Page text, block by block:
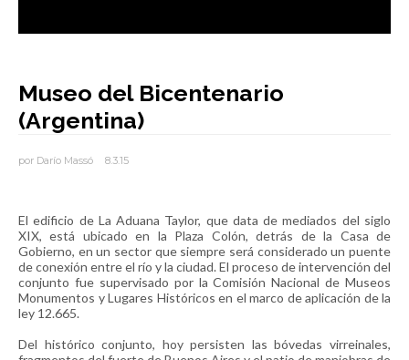
Museo del Bicentenario
(Argentina)
por Darío Massó 8.3.15
El edificio de La Aduana Taylor, que data de mediados del siglo
XIX, está ubicado en la Plaza Colón, detrás de la Casa de
Gobierno, en un sector que siempre será considerado un puente
de conexión entre el río y la ciudad. El proceso de intervención del
conjunto fue supervisado por la Comisión Nacional de Museos
Monumentos y Lugares Históricos en el marco de aplicación de la
ley 12.665.
Del histórico conjunto, hoy persisten las bóvedas virreinales,